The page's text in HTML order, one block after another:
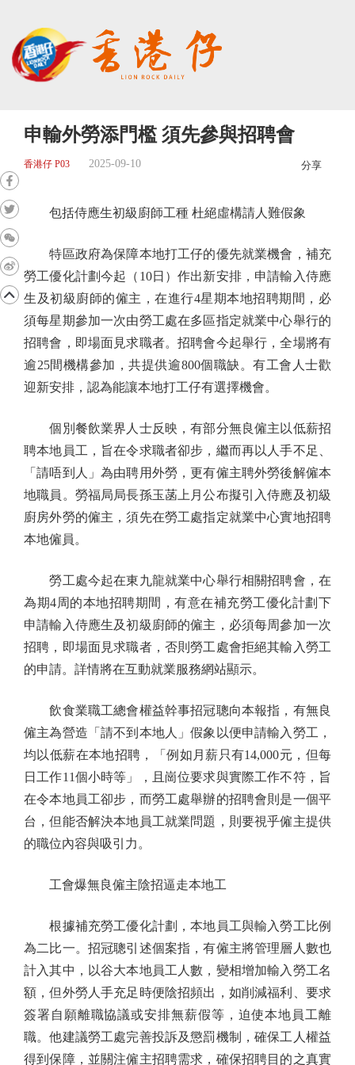
申輸外勞添門檻 須先參與招聘會
香港仔 P03 2025-09-10 分享
包括侍應生初級廚師工種 杜絕虛構請人難假象
特區政府為保障本地打工仔的優先就業機會，補充
勞工優化計劃今起（10日）作出新安排，申請輸入侍應
生及初級廚師的僱主，在進行4星期本地招聘期間，必
須每星期參加一次由勞工處在多區指定就業中心舉行的
招聘會，即場面見求職者。招聘會今起舉行，全場將有
逾25間機構參加，共提供逾800個職缺。有工會人士歡
迎新安排，認為能讓本地打工仔有選擇機會。
個別餐飲業界人士反映，有部分無良僱主以低薪招
聘本地員工，旨在令求職者卻步，繼而再以人手不足、
「請唔到人」為由聘用外勞，更有僱主聘外勞後解僱本
地職員。勞福局局長孫玉菡上月公布擬引入侍應及初級
廚房外勞的僱主，須先在勞工處指定就業中心實地招聘
本地僱員。
勞工處今起在東九龍就業中心舉行相關招聘會，在
為期4周的本地招聘期間，有意在補充勞工優化計劃下
申請輸入侍應生及初級廚師的僱主，必須每周參加一次
招聘，即場面見求職者，否則勞工處會拒絕其輸入勞工
的申請。詳情將在互動就業服務網站顯示。
飲食業職工總會權益幹事招冠聰向本報指，有無良
僱主為營造「請不到本地人」假象以便申請輸入勞工，
均以低薪在本地招聘，「例如月薪只有14,000元，但每
日工作11個小時等」，且崗位要求與實際工作不符，旨
在令本地員工卻步，而勞工處舉辦的招聘會則是一個平
台，但能否解決本地員工就業問題，則要視乎僱主提供
的職位內容與吸引力。
工會爆無良僱主陰招逼走本地工
根據補充勞工優化計劃，本地員工與輸入勞工比例
為二比一。招冠聰引述個案指，有僱主將管理層人數也
計入其中，以谷大本地員工人數，變相增加輸入勞工名
額，但外勞人手充足時便陰招頻出，如削減福利、要求
簽署自願離職協議或安排無薪假等，迫使本地員工離
職。他建議勞工處完善投訴及懲罰機制，確保工人權益
得到保障，並關注僱主招聘需求，確保招聘目的之真實